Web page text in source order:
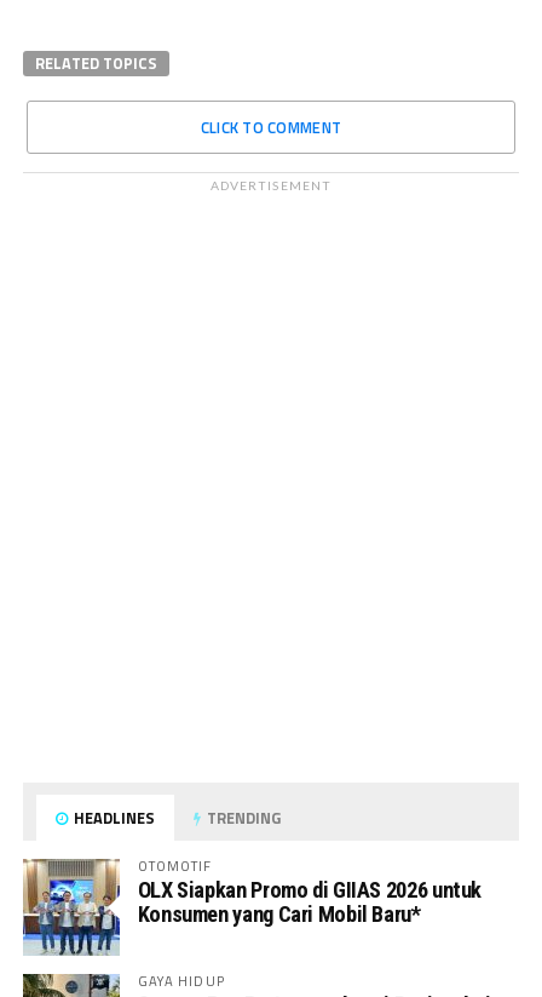
RELATED TOPICS
CLICK TO COMMENT
ADVERTISEMENT
HEADLINES TRENDING
OTOMOTIF
OLX Siapkan Promo di GIIAS 2026 untuk
Konsumen yang Cari Mobil Baru*
GAYA HIDUP